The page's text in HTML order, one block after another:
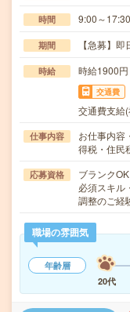
時間 9:00～17:30
期間 【急募】
時給 時給1900
交通費
交通費支給
仕事内容
お仕事内容
得税・住民
応募資格
ブランク
必須スキル
調整のご経
職場の雰囲気
年齢層
20代